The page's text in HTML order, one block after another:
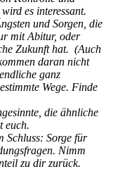
es interessant.
und Sorgen, die
mit Abitur, oder
Zukunft hat. (Auch
daran nicht
ganz
Wege. Finde
die ähnliche
euch.
Schluss: Sorge für
Nimm
zu dir zurück.